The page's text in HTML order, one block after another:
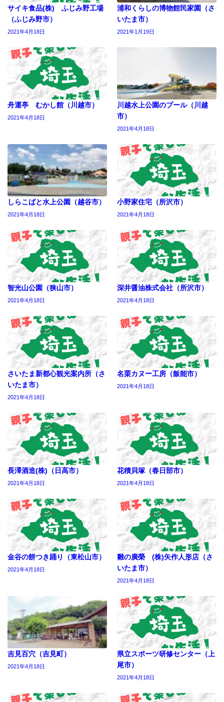
サイキ食品(株) ふじみ野工場
（ふじみ野市）
2021年4月18日
浦和くらしの博物館民家園（さ
いたま市）
2021年1月19日
舟運亭 むかし館（川越市）
2021年4月18日
川越水上公園のプール（川越
市）
2021年4月18日
しらこばと水上公園（越谷市）
2021年4月18日
小野家住宅（所沢市）
2021年4月18日
智光山公園（狭山市）
2021年4月18日
深井醤油株式会社（所沢市）
2021年4月18日
さいたま新都心観光案内所（さ
いたま市）
2021年4月18日
名栗カヌー工房（飯能市）
2021年4月18日
長澤酒造(株)（日高市）
2021年4月18日
花積貝塚（春日部市）
2021年4月18日
金谷の餅つき踊り（東松山市）
2021年4月18日
雛の廣榮 (株)矢作人形店（さ
いたま市）
2021年4月18日
吉見百穴（吉見町）
2021年4月18日
県立スポーツ研修センター（上
尾市）
2021年4月18日